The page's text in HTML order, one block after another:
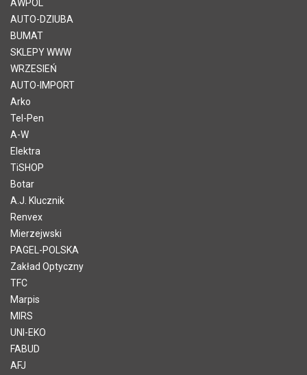
AWPOL
AUTO-DZIUBA
BUMAT
SKLEPY WWW
WRZESIEŃ
AUTO-IMPORT
Arko
Tel-Pen
A-W
Elektra
TiSHOP
Botar
A.J. Klucznik
Renvex
Mierzejwski
PAGEL-POLSKA
Zakład Optyczny
TFC
Marpis
MIRS
UNI-EKO
FABUD
AFJ